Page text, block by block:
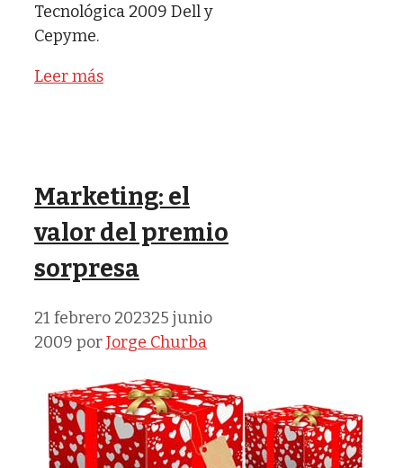
Tecnológica 2009 Dell y
Cepyme.
Leer más
Marketing: el
valor del premio
sorpresa
21 febrero 202325 junio
2009 porJorge Churba